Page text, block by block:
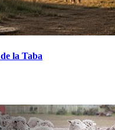
la Taba